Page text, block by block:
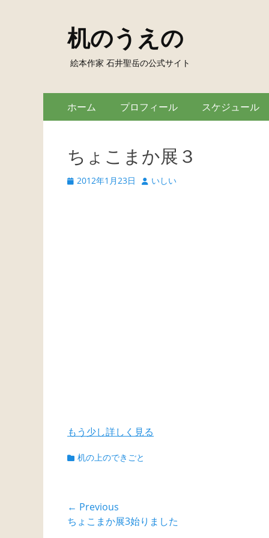
机のうえの
絵本作家 石井聖岳の公式サイト
Primary
Menu
ホーム プロフィール スケジュール
ちょこまか展３
Posted
2012年1月23日 Author
いしい
もう少し詳しく見る
Categories
机の上のできごと
投
稿
← Previous
Previous
ちょこまか展3始りました